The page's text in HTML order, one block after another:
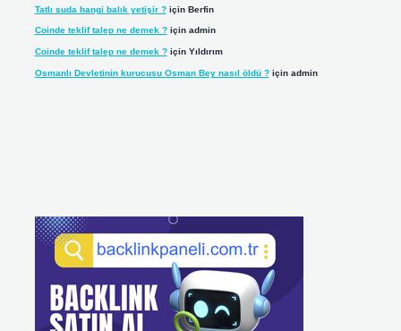
Tatlı suda hangi balık yetişir ?için Berfin
Coinde teklif talep ne demek ?için admin
Coinde teklif talep ne demek ?için Yıldırım
Osmanlı Devletinin kurucusu Osman Bey nasıl öldü ?için admin